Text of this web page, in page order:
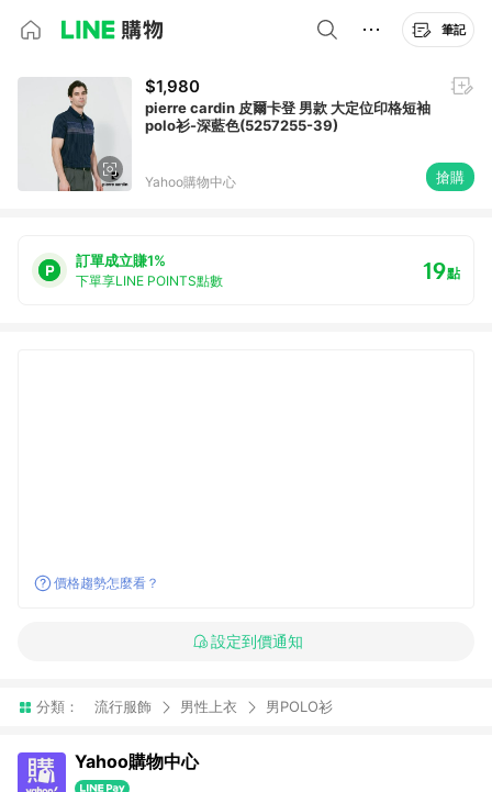
筆記
$1,980
pierre cardin 皮爾卡登 男款 大定位印格短袖
polo衫-深藍色(5257255-39)
Yahoo購物中心 搶購
訂單成立賺1%
下單享LINE POINTS點數 19點
價格趨勢怎麼看？
設定到價通知
分類： 流行服飾 男性上衣 男POLO衫
Yahoo購物中心